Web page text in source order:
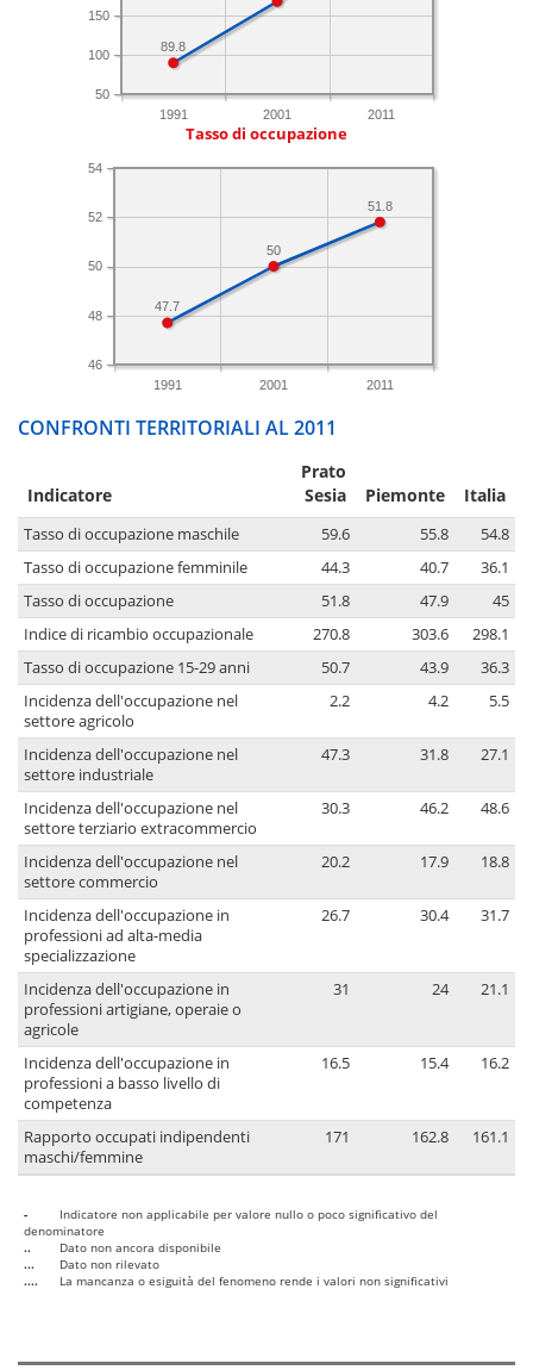
1991 2001 2011
50
100
150
89.8
Tasso di occupazione
1991 2001 2011
46
48
50
52
54
51.8
50
47.7
CONFRONTI TERRITORIALI AL 2011
Indicatore
Prato
Sesia
Piemonte Italia
Tasso di occupazione maschile 59.6 55.8
54.8
Tasso di occupazione femminile
44.3 40.7
36.1
Tasso di occupazione
51.8 47.9
45
Indice di ricambio occupazionale
270.8 303.6
298.1
Tasso di occupazione 15-29 anni
50.7 43.9
36.3
Incidenza dell'occupazione nel
settore agricolo
2.2 4.2 5.5
Incidenza dell'occupazione nel
settore industriale
47.3 31.8 27.1
Incidenza dell'occupazione nel
settore terziario extracommercio
30.3 46.2 48.6
Incidenza dell'occupazione nel
settore commercio
20.2 17.9 18.8
Incidenza dell'occupazione in
professioni ad alta-media
specializzazione
26.7 30.4 31.7
Incidenza dell'occupazione in
professioni artigiane, operaie o
agricole
31 24 21.1
Incidenza dell'occupazione in
professioni a basso livello di
competenza
16.5 15.4 16.2
Rapporto occupati indipendenti
maschi/femmine
171 162.8 161.1
-
Indicatore non applicabile per valore nullo o poco significativo del
denominatore
..
Dato non ancora disponibile
...
Dato non rilevato
....
La mancanza o esiguità del fenomeno rende i valori non significativi